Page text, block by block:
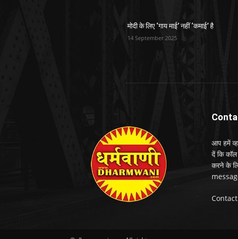
मोदी के लिए ‘गाय माई’ नहीं ‘कमाई’ है
14 September 2025
आप हमें
दें कि कॉल
करने के